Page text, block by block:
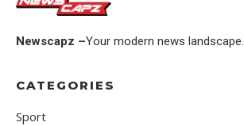
Newscapz –Your modern news landscape.
CATEGORIES
Sport